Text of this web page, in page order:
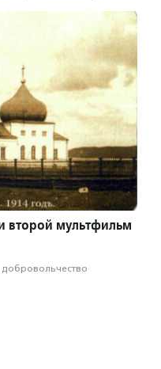
второй мультфильм
доброволь­чест­во